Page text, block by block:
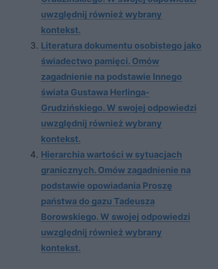
uwzględnij również wybrany
kontekst.
Literatura dokumentu osobistego jako
świadectwo pamięci. Omów
zagadnienie na podstawie Innego
świata Gustawa Herlinga-
Grudzińskiego. W swojej odpowiedzi
uwzględnij również wybrany
kontekst.
Hierarchia wartości w sytuacjach
granicznych. Omów zagadnienie na
podstawie opowiadania Proszę
państwa do gazu Tadeusza
Borowskiego. W swojej odpowiedzi
uwzględnij również wybrany
kontekst.